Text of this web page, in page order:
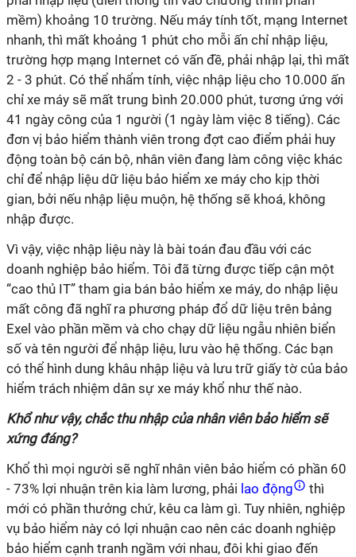
mềm) khoảng 10 trường. Nếu máy tính tốt, mạng Internet
nhanh, thì mất khoảng 1 phút cho mỗi ấn chỉ nhập liệu,
trường hợp mạng Internet có vấn đề, phải nhập lại, thì mất
2 - 3 phút. Có thể nhẩm tính, việc nhập liệu cho 10.000 ấn
chỉ xe máy sẽ mất trung bình 20.000 phút, tương ứng với
41 ngày công của 1 người (1 ngày làm việc 8 tiếng). Các
đơn vị bảo hiểm thành viên trong đợt cao điểm phải huy
động toàn bộ cán bộ, nhân viên đang làm công việc khác
chỉ để nhập liệu dữ liệu bảo hiểm xe máy cho kịp thời
gian, bởi nếu nhập liệu muộn, hệ thống sẽ khoá, không
nhập được.
Vì vậy, việc nhập liệu này là bài toán đau đầu với các
doanh nghiệp bảo hiểm. Tôi đã từng được tiếp cận một
“cao thủ IT” tham gia bán bảo hiểm xe máy, do nhập liệu
mất công đã nghĩ ra phương pháp đổ dữ liệu trên bảng
Exel vào phần mềm và cho chạy dữ liệu ngẫu nhiên biển
số và tên người để nhập liệu, lưu vào hệ thống. Các bạn
có thể hình dung khâu nhập liệu và lưu trữ giấy tờ của bảo
hiểm trách nhiệm dân sự xe máy khổ như thế nào.
Khổ như vậy, chắc thu nhập của nhân viên bảo hiểm sẽ
xứng đáng?
Khổ thì mọi người sẽ nghĩ nhân viên bảo hiểm có phần 60
- 73% lợi nhuận trên kia làm lương, phải lao động
thì
mới có phần thưởng chứ, kêu ca làm gì. Tuy nhiên, nghiệp
vụ bảo hiểm này có lợi nhuận cao nên các doanh nghiệp
bảo hiểm cạnh tranh ngầm với nhau, đôi khi giao đến